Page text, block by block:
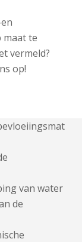
maat te
vermeld?
op!
van water
de